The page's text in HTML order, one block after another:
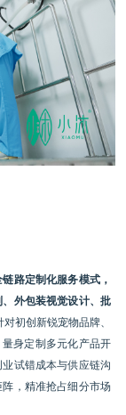
路定制化服务模式，
外包装视觉设计、批
对初创新锐宠物品牌、
身定制多元化产品开
试错成本与供应链沟
，精准抢占细分市场